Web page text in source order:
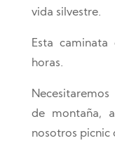
vida silvestre.
Esta
horas.
de montaña,
nosotros picnic